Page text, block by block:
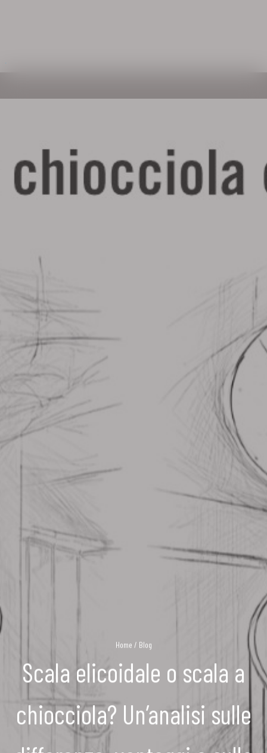
Home / Blog
Scala elicoidale o scala a
chiocciola? Un’analisi sulle